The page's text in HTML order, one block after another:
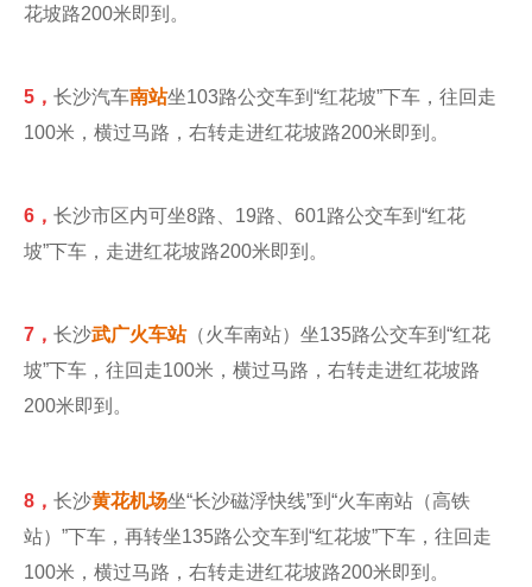
花坡路200米即到。
5， 长沙汽车南站坐103路公交车到“红花坡”下车，往回走
100米，横过马路，右转走进红花坡路200米即到。
6， 长沙市区内可坐8路、19路、601路公交车到“红花
坡”下车，走进红花坡路200米即到。
7， 长沙武广火车站（火车南站）坐135路公交车到“红花
坡”下车，往回走100米，横过马路，右转走进红花坡路
200米即到。
8， 长沙黄花机场坐“长沙磁浮快线”到“火车南站（高铁
站）”下车，再转坐135路公交车到“红花坡”下车，往回走
100米，横过马路，右转走进红花坡路200米即到。